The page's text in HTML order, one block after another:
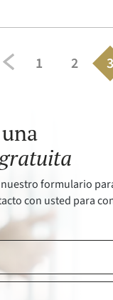
Page
1 Page
2 3
formulario
con usted para